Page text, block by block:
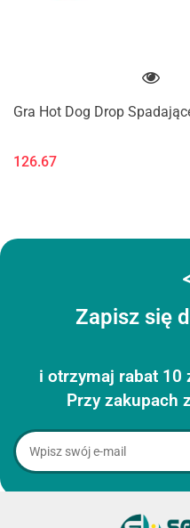
Gra Hot Dog Drop
126.67
Zapisz się
i otrzymaj rabat 10
Przy zakupach